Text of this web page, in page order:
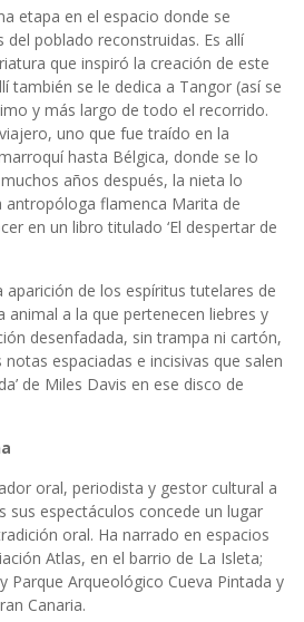
etapa en el espacio donde se
del poblado reconstruidas. Es allí
que inspiró la creación de este
también se le dedica a Tangor (así se
y más largo de todo el recorrido.
uno que fue traído en la
hasta Bélgica, donde se lo
años después, la nieta lo
antropóloga flamenca Marita de
en un libro titulado ‘El despertar de
de los espíritus tutelares de
animal a la que pertenecen liebres y
desenfadada, sin trampa ni cartón,
espaciadas e incisivas que salen
de Miles Davis en ese disco de
oral, periodista y gestor cultural a
sus espectáculos concede un lugar
oral. Ha narrado en espacios
Atlas, en el barrio de La Isleta;
Parque Arqueológico Cueva Pintada y
Canaria.